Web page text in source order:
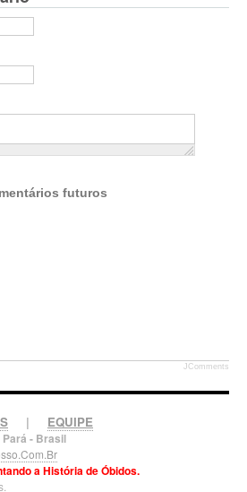
futuros
JComments
| EQUIPE
- Brasil
a História de Óbidos.